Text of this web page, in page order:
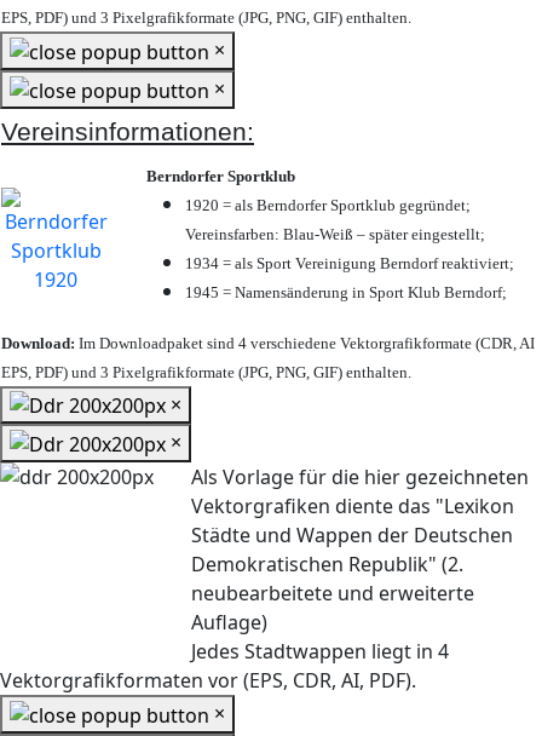
EPS, PDF) und 3 Pixelgrafikformate (JPG, PNG, GIF) enthalten.
×
×
Vereinsinformationen:
Berndorfer Sportklub
1920 = als Berndorfer Sportklub gegründet;
Vereinsfarben: Blau-Weiß – später eingestellt;
1934 = als Sport Vereinigung Berndorf reaktiviert;
1945 = Namensänderung in Sport Klub Berndorf;
Download: Im Downloadpaket sind 4 verschiedene Vektorgrafikformate (CDR, AI
EPS, PDF) und 3 Pixelgrafikformate (JPG, PNG, GIF) enthalten.
×
×
Als Vorlage für die hier gezeichneten
Vektorgrafiken diente das "Lexikon
Städte und Wappen der Deutschen
Demokratischen Republik" (2.
neubearbeitete und erweiterte
Auflage)
Jedes Stadtwappen liegt in 4
Vektorgrafikformaten vor (EPS, CDR, AI, PDF).
×